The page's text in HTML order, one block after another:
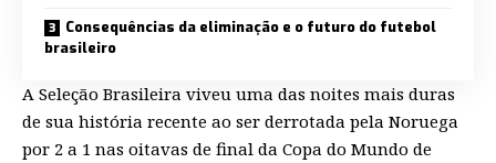
Consequências da eliminação e o futuro do futebol
brasileiro
A Seleção Brasileira viveu uma das noites mais duras
de sua história recente ao ser derrotada pela Noruega
por 2 a 1 nas oitavas de final da Copa do Mundo de